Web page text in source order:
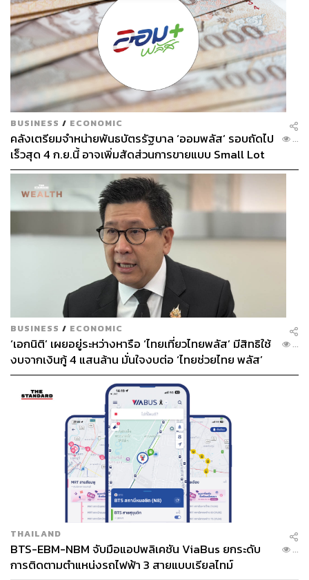
BUSINESS / ECONOMIC
คลังเตรียมจำหน่ายพันธบัตรรัฐบาล ‘ออมพลัส’ รอบถัดไป
เร็วสุด 4 ก.ย.นี้ อาจเพิ่มสัดส่วนการขายแบบ Small Lot
First มากขึ้น
...
BUSINESS / ECONOMIC
‘เอกนิติ’ เผยอยู่ระหว่างหารือ ‘ไทยเที่ยวไทยพลัส’ มีสิทธิใช้
งบจากเงินกู้ 4 แสนล้าน มั่นใจงบต่อ ‘ไทยช่วยไทย พลัส’
เฟส 2 มีเพียงพอ
...
THAILAND
BTS-EBM-NBM จับมือแอปพลิเคชัน ViaBus ยกระดับ
การติดตามตำแหน่งรถไฟฟ้า 3 สายแบบเรียลไทม์
...